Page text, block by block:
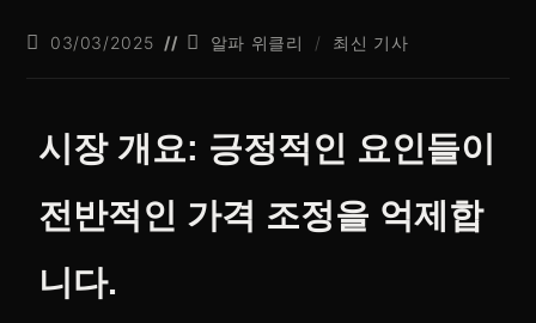
03/03/2025 알파 위클리 / 최신 기사
시장 개요: 긍정적인 요인들이
전반적인 가격 조정을 억제합
니다.